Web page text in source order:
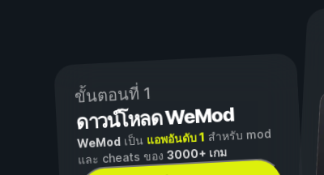
ขั้นตอนที่ 1
ดาวน์โหลด WeMod
WeModเป็น แอพอันดับ 1 สำหรับ mod
และ cheats ของ3000+ เกม